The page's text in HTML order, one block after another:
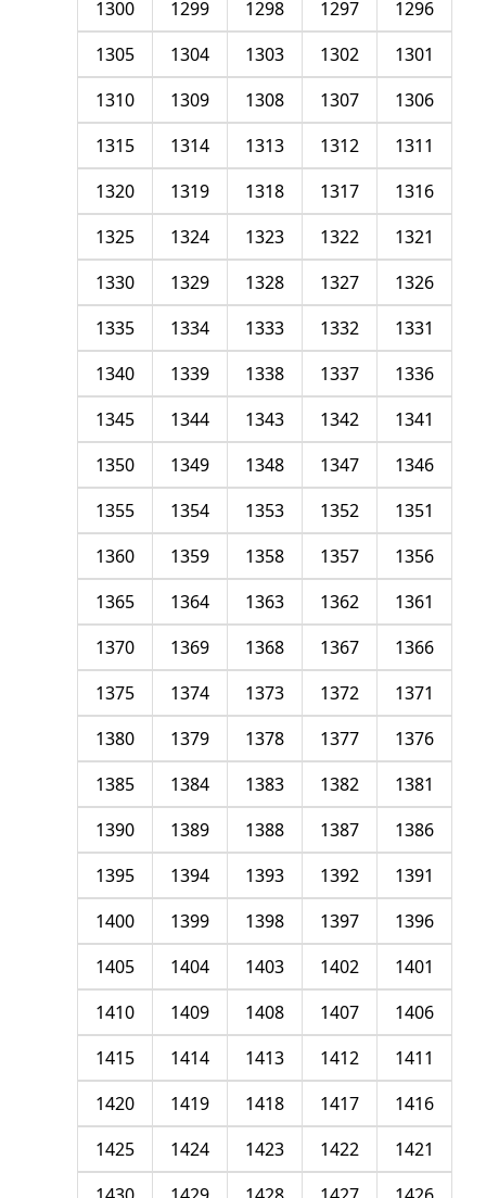
1296
1297
1298
1299
1300
1301
1302
1303
1304
1305
1306
1307
1308
1309
1310
1311
1312
1313
1314
1315
1316
1317
1318
1319
1320
1321
1322
1323
1324
1325
1326
1327
1328
1329
1330
1331
1332
1333
1334
1335
1336
1337
1338
1339
1340
1341
1342
1343
1344
1345
1346
1347
1348
1349
1350
1351
1352
1353
1354
1355
1356
1357
1358
1359
1360
1361
1362
1363
1364
1365
1366
1367
1368
1369
1370
1371
1372
1373
1374
1375
1376
1377
1378
1379
1380
1381
1382
1383
1384
1385
1386
1387
1388
1389
1390
1391
1392
1393
1394
1395
1396
1397
1398
1399
1400
1401
1402
1403
1404
1405
1406
1407
1408
1409
1410
1411
1412
1413
1414
1415
1416
1417
1418
1419
1420
1421
1422
1423
1424
1425